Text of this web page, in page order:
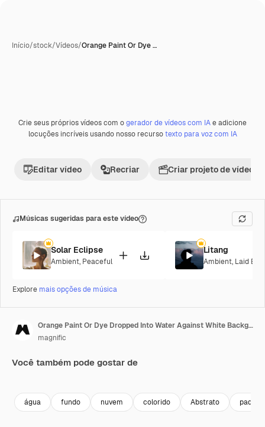
Início/stock/Vídeos/Orange Paint Or Dye …
Crie seus próprios vídeos com ogerador de vídeos com IAe adicione
locuções incríveis usando nosso recursotexto para voz com IA
Editar vídeo Recriar Criar projeto de vídeo
Músicas sugeridas para este vídeo
Solar Eclipse
Ambient, Peaceful
Litang
Ambient, Laid
Explore mais opções de música
Orange Paint Or Dye Dropped Into Water Against White Background To Create Swirling Colourful Smoke Background 9
magnific
Você também pode gostar de
água fundo nuvem colorido Abstrato padrão